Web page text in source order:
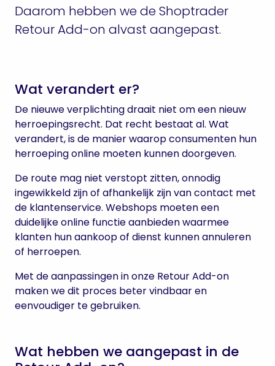
Daarom hebben we de Shoptrader
Retour Add-on alvast aangepast.
Wat verandert er?
De nieuwe verplichting draait niet om een nieuw
herroepingsrecht. Dat recht bestaat al. Wat
verandert, is de manier waarop consumenten hun
herroeping online moeten kunnen doorgeven.
De route mag niet verstopt zitten, onnodig
ingewikkeld zijn of afhankelijk zijn van contact met
de klantenservice. Webshops moeten een
duidelijke online functie aanbieden waarmee
klanten hun aankoop of dienst kunnen annuleren
of herroepen.
Met de aanpassingen in onze Retour Add-on
maken we dit proces beter vindbaar en
eenvoudiger te gebruiken.
Wat hebben we aangepast in de